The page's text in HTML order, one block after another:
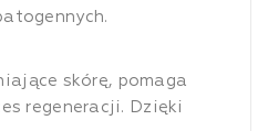
skórę, pomaga
regeneracji. Dzięki